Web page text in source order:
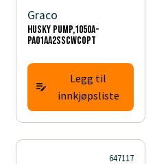
Graco
HUSKY PUMP,1050A-
PA01AA2SSCWCOPT
Legg til
innkjøpsliste
647117